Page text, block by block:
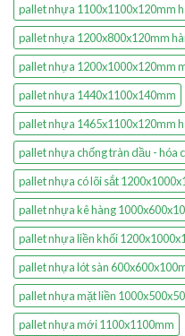
pallet nhựa 1100x1100x120mm
pallet nhựa 1200x800x120mm
pallet nhựa 1200x1000x120mm
pallet nhựa 1440x1100x140mm
pallet nhựa 1465x1100x120mm
pallet nhựa chống tràn dầu - hóa
pallet nhựa có lõi sắt
pallet nhựa kê hàng
pallet nhựa liền khối
pallet nhựa lót sàn
pallet nhựa mặt liền
pallet nhựa mới 1100x1100mm